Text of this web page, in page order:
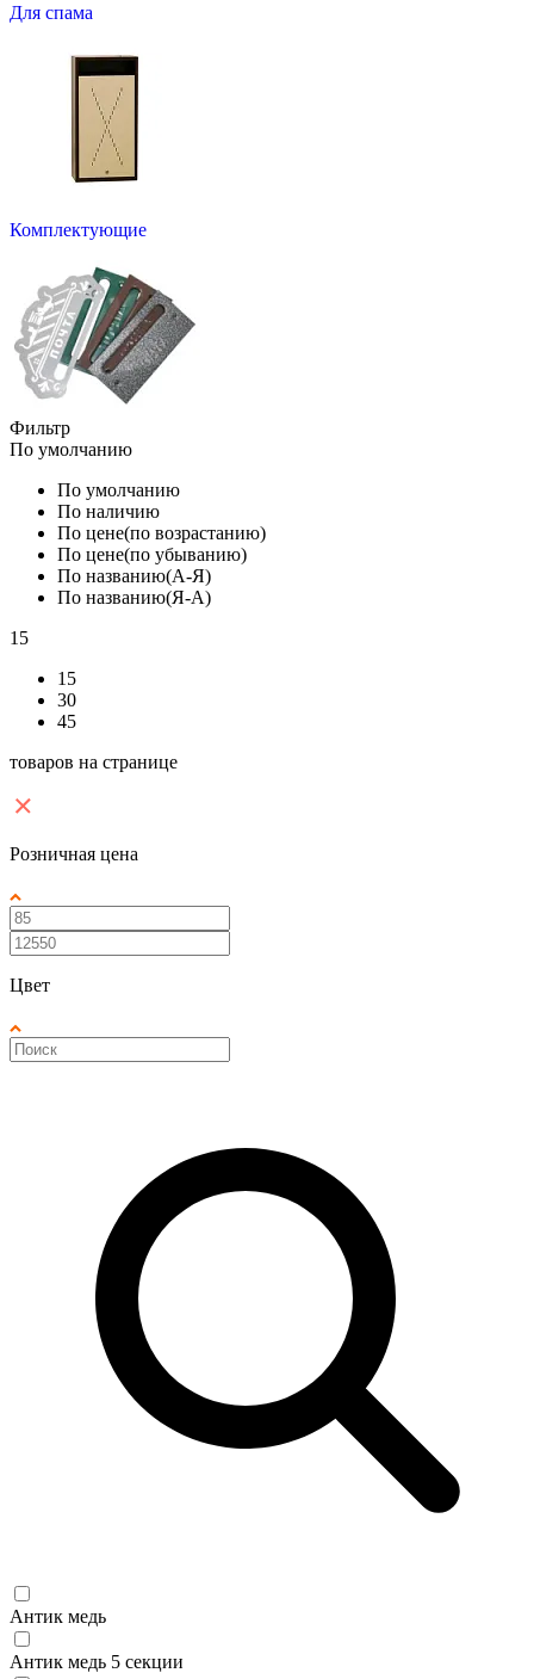
Для спама
Комплектующие
Фильтр
По умолчанию
По умолчанию
По наличию
По цене(по возрастанию)
По цене(по убыванию)
По названию(А-Я)
По названию(Я-А)
15
15
30
45
товаров на странице
Розничная цена
Цвет
Антик медь
Антик медь 5 секции